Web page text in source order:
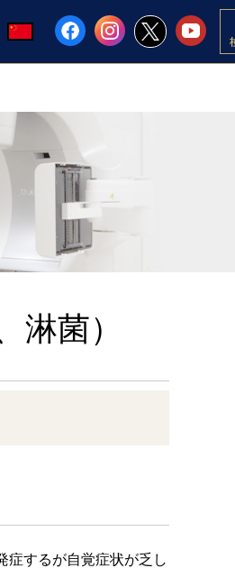
淋菌）
症するが自覚症状が乏し